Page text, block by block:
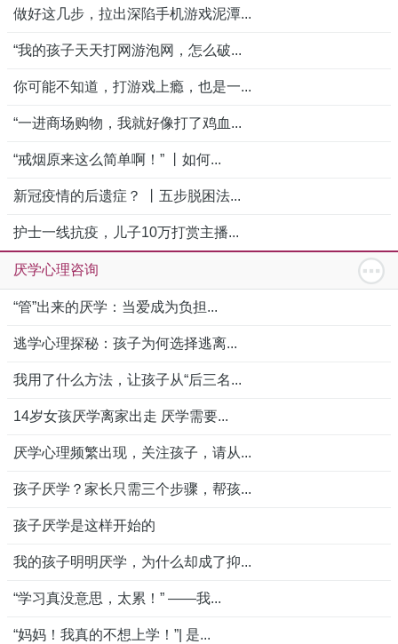
做好这几步，拉出深陷手机游戏泥潭...
“我的孩子天天打网游泡网，怎么破...
你可能不知道，打游戏上瘾，也是一...
“一进商场购物，我就好像打了鸡血...
“戒烟原来这么简单啊！” 丨如何...
新冠疫情的后遗症？ 丨五步脱困法...
护士一线抗疫，儿子10万打赏主播...
厌学心理咨询
“管”出来的厌学：当爱成为负担...
逃学心理探秘：孩子为何选择逃离...
我用了什么方法，让孩子从“后三名...
14岁女孩厌学离家出走 厌学需要...
厌学心理频繁出现，关注孩子，请从...
孩子厌学？家长只需三个步骤，帮孩...
孩子厌学是这样开始的
我的孩子明明厌学，为什么却成了抑...
“学习真没意思，太累！” ——我...
“妈妈！我真的不想上学！”| 是...